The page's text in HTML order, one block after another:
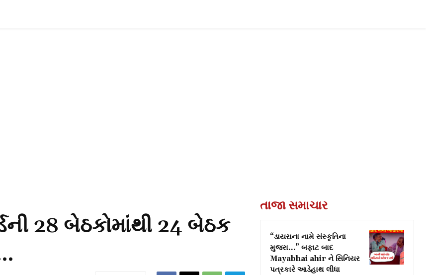
28 બેઠકોમાંથી 24 બેઠક
તાજા સમાચાર
“ડાયરાના નામે સંસ્કૃતિના
મુજરા…” બફાટ બાદ
Mayabhai ahir ને સિનિયર
પત્રકારે આડેહાથ લીધા